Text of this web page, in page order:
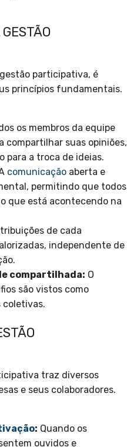
participativa, é
princípios fundamentais.
os membros da equipe
compartilhar suas opiniões,
para a troca de ideias.
comunicação aberta e
permitindo que todos
que está acontecendo na
de cada
independente de
compartilhada: O
são vistos como
coletivas.
traz diversos
e seus colaboradores.
: Quando os
ouvidos e